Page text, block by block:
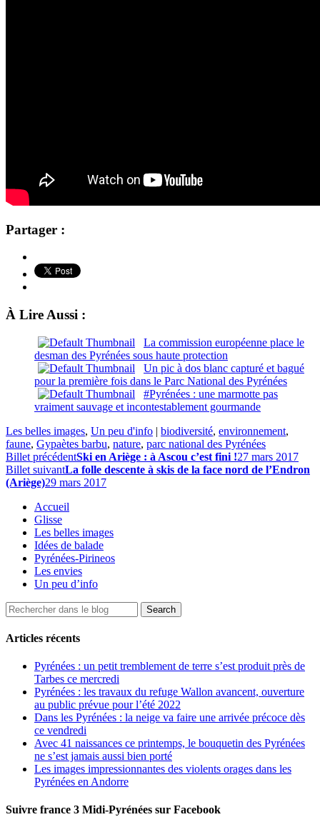
Partager :
À Lire Aussi :
La commission européenne place le
desman des Pyrénées sous haute protection
Un pic à dos blanc capturé et bagué
pour la première fois dans le Parc National des Pyrénées
#Pyrénées : une marmotte pas
vraiment sauvage et incontestablement gourmande
Les belles images, Un peu d'info | biodiversité, environnement,
faune, Gypaètes barbu, nature, parc national des Pyrénées
Billet précédentSki en Ariège : à Ascou c’est fini !27 mars 2017
Billet suivantLa folle descente à skis de la face nord de l’Endron
(Ariège)29 mars 2017
Accueil
Glisse
Les belles images
Idées de balade
Pyrénées-Pirineos
Les envies
Un peu d’info
Articles récents
Pyrénées : un petit tremblement de terre s’est produit près de
Tarbes ce mercredi
Pyrénées : les travaux du refuge Wallon avancent, ouverture
au public prévue pour l’été 2022
Dans les Pyrénées : la neige va faire une arrivée précoce dès
ce vendredi
Avec 41 naissances ce printemps, le bouquetin des Pyrénées
ne s’est jamais aussi bien porté
Les images impressionnantes des violents orages dans les
Pyrénées en Andorre
Suivre france 3 Midi-Pyrénées sur Facebook